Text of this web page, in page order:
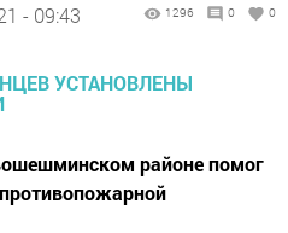
- 09:43 1296 0 0
районе помог